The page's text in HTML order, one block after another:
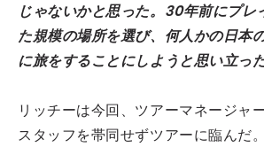
じゃないかと思った。30年前にプレ
た規模の場所を選び、何人かの日本
に旅をすることにしようと思い立っ
リッチーは今回、ツアーマネージャ
スタッフを帯同せずツアーに臨ん